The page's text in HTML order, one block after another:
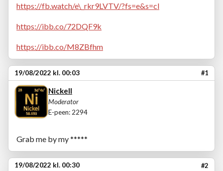
https://fb.watch/e\_rkr9LVTV/?fs=e&s=cl
https://ibb.co/72DQF9k
https://ibb.co/M8ZBfhm
19/08/2022 kl. 00:03 #1
Nickell
Moderator
E-peen: 2294
Grab me by my *****
19/08/2022 kl. 00:30 #2